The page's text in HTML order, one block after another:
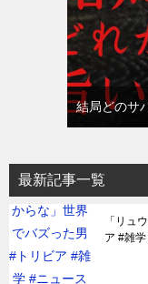
結局どのサ
最新記事一覧
「リュ
ア #雑